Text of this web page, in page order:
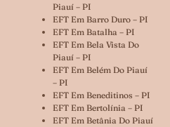
Piauí – PI
EFT Em Barro Duro – PI
EFT Em Batalha – PI
EFT Em Bela Vista Do
Piauí – PI
EFT Em Belém Do Piauí
– PI
EFT Em Beneditinos – PI
EFT Em Bertolínia – PI
EFT Em Betânia Do Piauí